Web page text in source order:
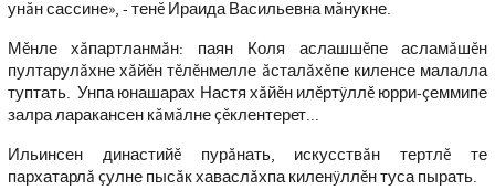
унăн сассине», - тенĕ Ираида Васильевна мăнукне.
Мĕнле хăпартланмăн: паян Коля аслашшĕпе асламăшĕн
пултарулăхне хăйĕн тĕлĕнмелле ăсталăхĕпе киленсе малалла
туптать. Унпа юнашарах Настя хăйĕн илĕртÿллĕ юрри-çеммипе
залра ларакансен кăмăлне çĕклентерет...
Ильинсен династийĕ пурăнать, искусствăн тертлĕ те
пархатарлă çулне пысăк хаваслăхпа киленÿллĕн туса пырать.